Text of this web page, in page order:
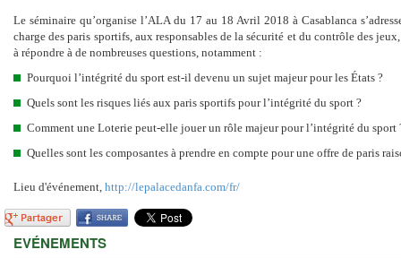
Le séminaire qu’organise l’ALA du 17 au 18 Avril 2018 à Casablanca
charge des paris sportifs, aux responsables de la sécurité et du contrôle des
à répondre à de nombreuses questions, notamment :
Pourquoi l’intégrité du sport est-il devenu un sujet majeur pour les États ?
Quels sont les risques liés aux paris sportifs pour l’intégrité du sport ?
Comment une Loterie peut-elle jouer un rôle majeur pour l’intégrité du sport
Quelles sont les composantes à prendre en compte pour une offre de paris
Lieu d'événement, http://lepalacedanfa.com/fr/
EVÉNEMENTS